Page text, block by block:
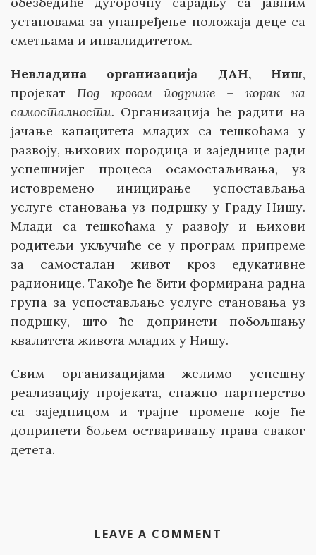
установама за унапређење положаја деце са
сметњама и инвалидитетом.
Невладина организација ДАН, Ниш,
пројекат Под кровом подршке – корак ка
самосталности. Организација ће радити на
јачање капацитета младих са тешкоћама у
развоју, њихових породица и заједнице ради
успешнијег процеса осамостаљивања, уз
истовремено иницирање успостављања
услуге становања уз подршку у Граду Нишу.
Млади са тешкоћама у развоју и њихови
родитељи укључиће се у програм припреме
за самосталан живот кроз едукативне
радионице. Такође ће бити формирана радна
група за успостављање услуге становања уз
подршку, што ће допринети побољшању
квалитета живота младих у Нишу.
Свим организацијама желимо успешну
реализацију пројеката, снажно партнерство
са заједницом и трајне промене које ће
допринети бољем остваривању права сваког
детета.
LEAVE A COMMENT